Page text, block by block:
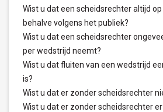
Wist u dat een scheidsrechter altijd
behalve volgens het publiek?
Wist u dat een scheidsrechter
per wedstrijd neemt?
Wist u dat fluiten van een wedstrijd
is?
Wist u dat er zonder scheidsrechter
Wist u dat er zonder scheidsrechter